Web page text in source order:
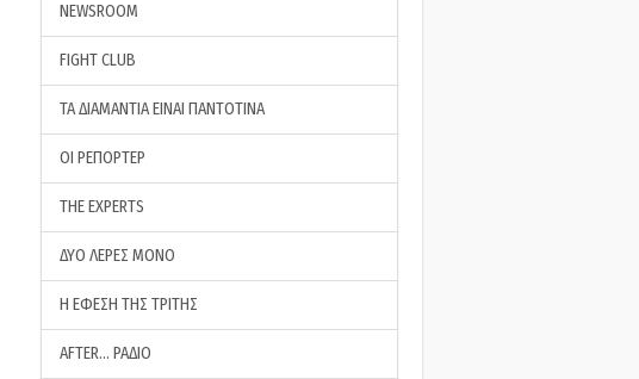
NEWSROOM
FIGHT CLUB
ΤΑ ΔΙΑΜΑΝΤΙΑ ΕΙΝΑΙ ΠΑΝΤΟΤΙΝΑ
ΟΙ ΡΕΠΟΡΤΕΡ
THE EXPERTS
ΔΥΟ ΛΕΡΕΣ ΜΟΝΟ
Η ΕΦΕΣΗ ΤΗΣ ΤΡΙΤΗΣ
AFTER… ΡΑΔΙΟ